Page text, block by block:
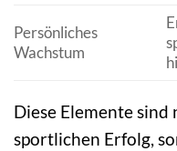
Persönliches
Wachstum
Diese Elemente
sportlichen Erfolg,